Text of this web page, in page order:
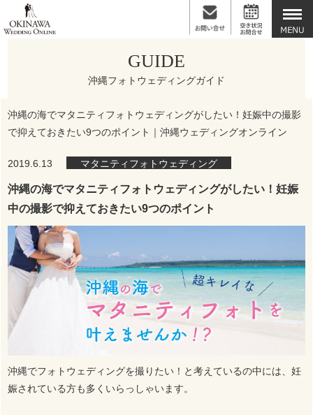
GUIDE
沖縄フォトウェディングガイド
沖縄の海でマタニティフォトウェディングがしたい！妊娠中の撮影
で抑えておきたい9つのポイント｜沖縄ウェディングオンライン
2019.6.13 マタニティフォトウェディング
沖縄の海でマタニティフォトウェディングがしたい！妊娠
中の撮影で抑えておきたい9つのポイント
沖縄でフォトウェディングを撮りたい！と考えているの中には、妊
娠されている方も多くいらっしゃいます。